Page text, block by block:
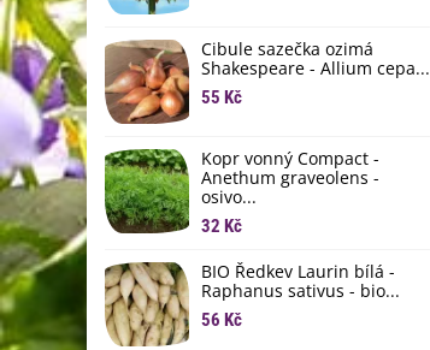
Cibule sazečka ozimá
Shakespeare - Allium cepa...
55 Kč
Kopr vonný Compact -
Anethum graveolens -
osivo...
32 Kč
BIO Ředkev Laurin bílá -
Raphanus sativus - bio...
56 Kč